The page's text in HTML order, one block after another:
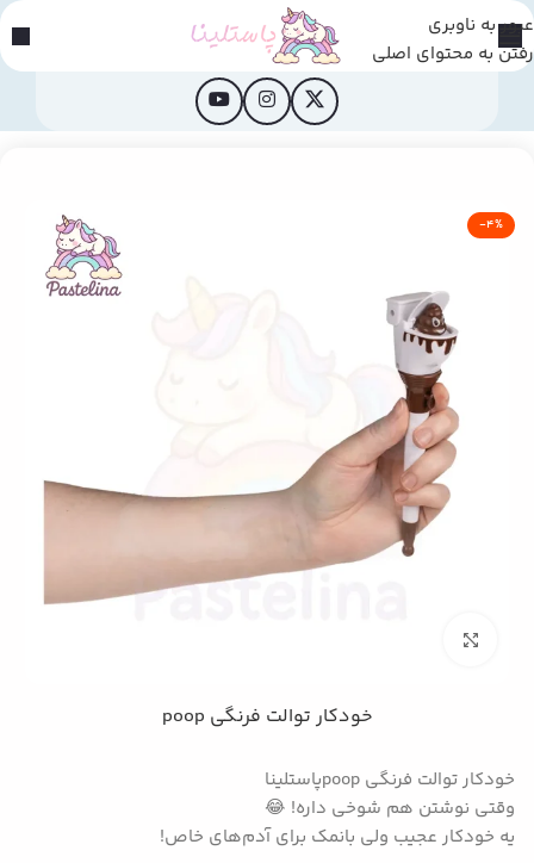
عبور به ناوبری
رفتن به محتوای اصلی
-4%
خودکار توالت فرنگی poop
خودکار توالت فرنگی poopپاستلینا
وقتی نوشتن هم شوخی داره! 😂
یه خودکار عجیب ولی بانمک برای آدم‌های خاص!